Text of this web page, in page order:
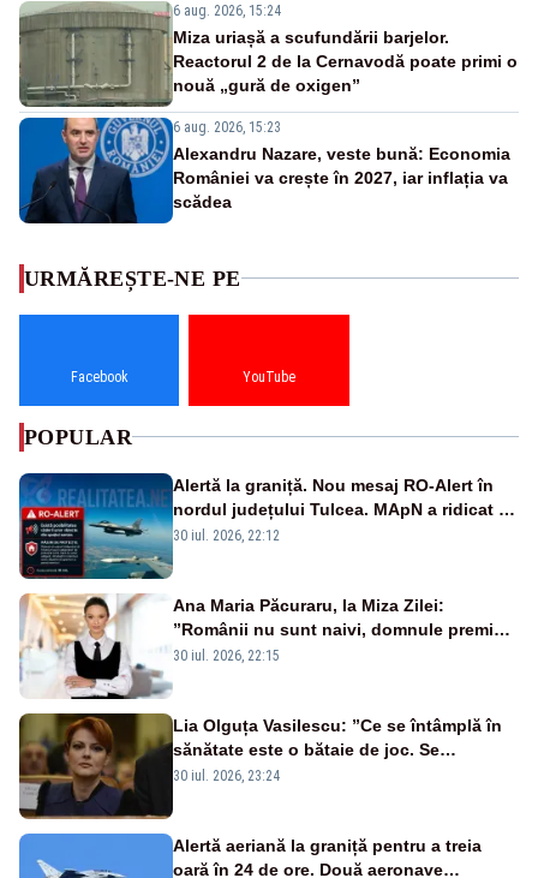
6 aug. 2026, 15:24
Miza uriașă a scufundării barjelor.
Reactorul 2 de la Cernavodă poate primi o
nouă „gură de oxigen”
6 aug. 2026, 15:23
Alexandru Nazare, veste bună: Economia
României va crește în 2027, iar inflația va
scădea
URMĂREȘTE-NE PE
Facebook YouTube
POPULAR
Alertă la graniță. Nou mesaj RO-Alert în
nordul județului Tulcea. MApN a ridicat de
la sol două avioane F-16
30 iul. 2026, 22:12
Ana Maria Păcuraru, la Miza Zilei:
”Românii nu sunt naivi, domnule premier
Bolojan”
30 iul. 2026, 22:15
Lia Olguța Vasilescu: ”Ce se întâmplă în
sănătate este o bătaie de joc. Se
guvernează extraordinar de prost”
30 iul. 2026, 23:24
Alertă aeriană la graniță pentru a treia
oară în 24 de ore. Două aeronave